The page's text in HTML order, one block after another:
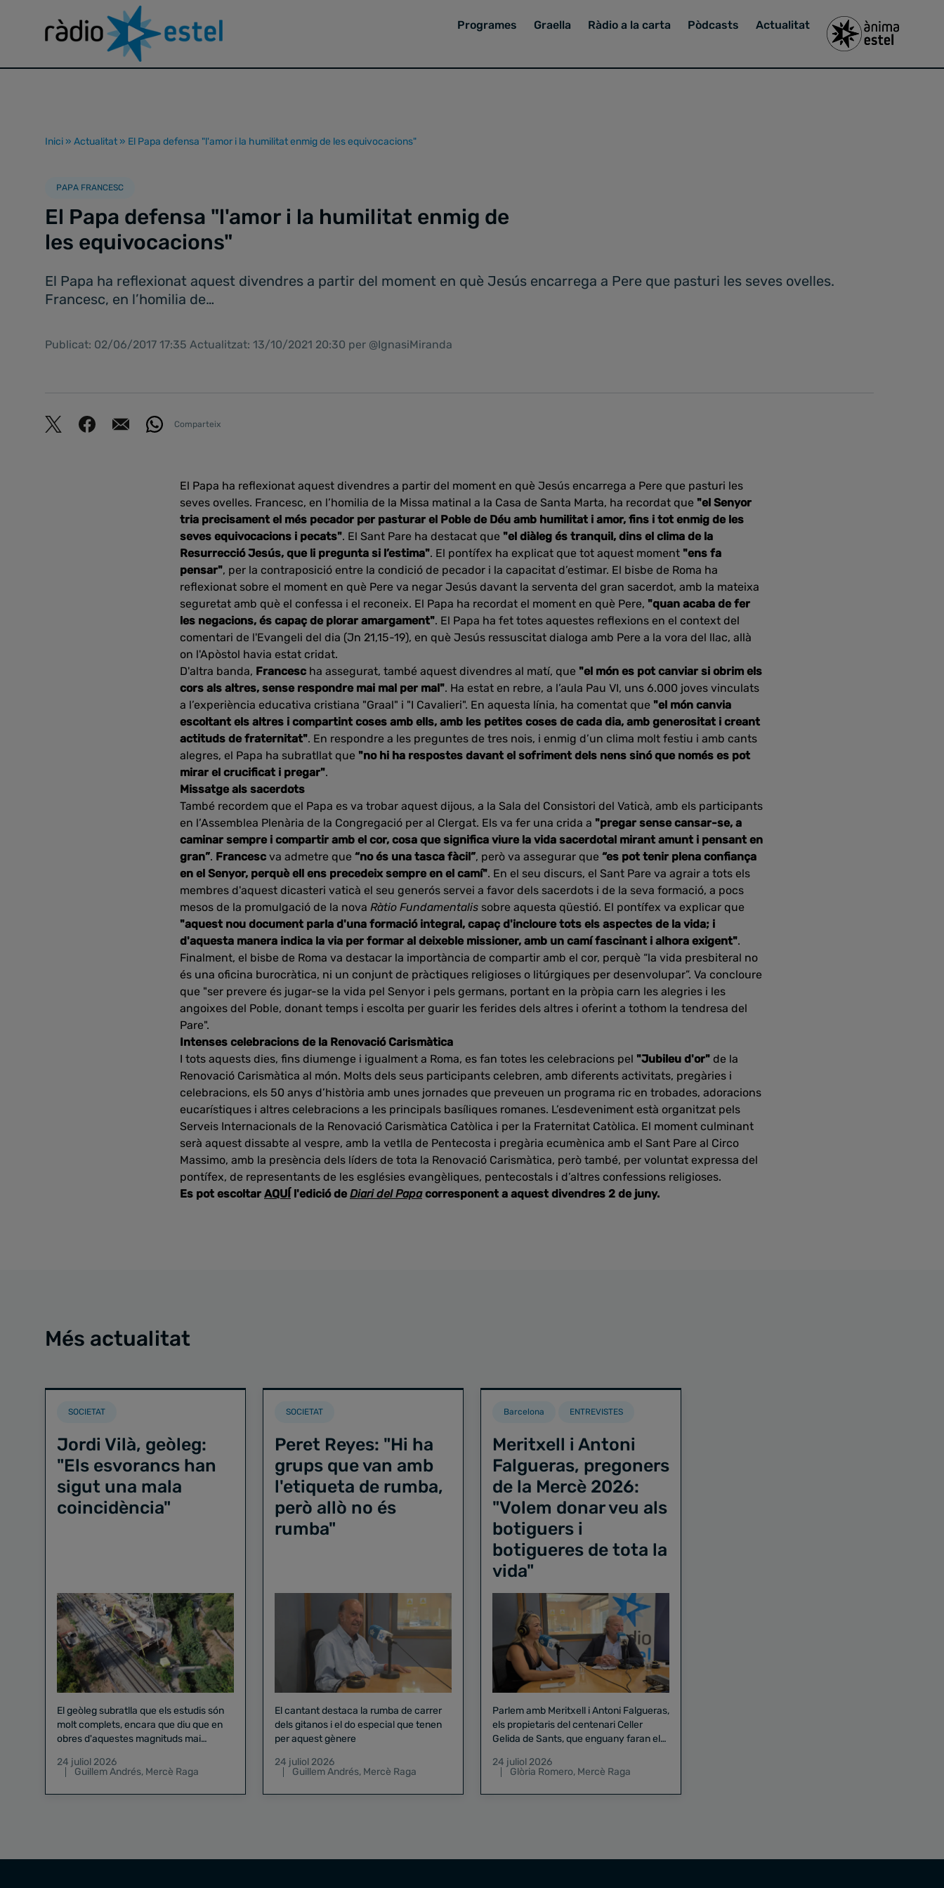
Programes Graella Ràdio a la carta Pòdcasts Actualitat
Inici » Actualitat » El Papa defensa "l'amor i la humilitat enmig de les equivocacions"
PAPA FRANCESC
El Papa defensa "l'amor i la humilitat enmig de
les equivocacions"
El Papa ha reflexionat aquest divendres a partir del moment en què Jesús encarrega a Pere que pasturi les seves ovelles.
Francesc, en l’homilia de…
Publicat: 02/06/2017 17:35 Actualitzat: 13/10/2021 20:30 per @IgnasiMiranda
Comparteix
El Papa ha reflexionat aquest divendres a partir del moment en què Jesús encarrega a Pere que pasturi les
seves ovelles. Francesc, en l’homilia de la Missa matinal a la Casa de Santa Marta, ha recordat que "el Senyor
tria precisament el més pecador per pasturar el Poble de Déu amb humilitat i amor, fins i tot enmig de les
seves equivocacions i pecats". El Sant Pare ha destacat que "el diàleg és tranquil, dins el clima de la
Resurrecció Jesús, que li pregunta si l’estima". El pontífex ha explicat que tot aquest moment "ens fa
pensar", per la contraposició entre la condició de pecador i la capacitat d’estimar. El bisbe de Roma ha
reflexionat sobre el moment en què Pere va negar Jesús davant la serventa del gran sacerdot, amb la mateixa
seguretat amb què el confessa i el reconeix. El Papa ha recordat el moment en què Pere, "quan acaba de fer
les negacions, és capaç de plorar amargament". El Papa ha fet totes aquestes reflexions en el context del
comentari de l'Evangeli del dia (Jn 21,15-19), en què Jesús ressuscitat dialoga amb Pere a la vora del llac, allà
on l'Apòstol havia estat cridat.
D'altra banda, Francesc ha assegurat, també aquest divendres al matí, que "el món es pot canviar si obrim els
cors als altres, sense respondre mai mal per mal". Ha estat en rebre, a l’aula Pau VI, uns 6.000 joves vinculats
a l’experiència educativa cristiana "Graal" i "I Cavalieri". En aquesta línia, ha comentat que "el món canvia
escoltant els altres i compartint coses amb ells, amb les petites coses de cada dia, amb generositat i creant
actituds de fraternitat". En respondre a les preguntes de tres nois, i enmig d’un clima molt festiu i amb cants
alegres, el Papa ha subratllat que "no hi ha respostes davant el sofriment dels nens sinó que només es pot
mirar el crucificat i pregar".
Missatge als sacerdots
També recordem que el Papa es va trobar aquest dijous, a la Sala del Consistori del Vaticà, amb els participants
en l’Assemblea Plenària de la Congregació per al Clergat. Els va fer una crida a "pregar sense cansar-se, a
caminar sempre i compartir amb el cor, cosa que significa viure la vida sacerdotal mirant amunt i pensant en
gran”. Francesc va admetre que “no és una tasca fàcil”, però va assegurar que “es pot tenir plena confiança
en el Senyor, perquè ell ens precedeix sempre en el camí". En el seu discurs, el Sant Pare va agrair a tots els
membres d'aquest dicasteri vaticà el seu generós servei a favor dels sacerdots i de la seva formació, a pocs
mesos de la promulgació de la nova Ràtio Fundamentalis sobre aquesta qüestió. El pontífex va explicar que
"aquest nou document parla d'una formació integral, capaç d'incloure tots els aspectes de la vida; i
d'aquesta manera indica la via per formar al deixeble missioner, amb un camí fascinant i alhora exigent".
Finalment, el bisbe de Roma va destacar la importància de compartir amb el cor, perquè “la vida presbiteral no
és una oficina burocràtica, ni un conjunt de pràctiques religioses o litúrgiques per desenvolupar”. Va concloure
que "ser prevere és jugar-se la vida pel Senyor i pels germans, portant en la pròpia carn les alegries i les
angoixes del Poble, donant temps i escolta per guarir les ferides dels altres i oferint a tothom la tendresa del
Pare".
Intenses celebracions de la Renovació Carismàtica
I tots aquests dies, fins diumenge i igualment a Roma, es fan totes les celebracions pel "Jubileu d'or" de la
Renovació Carismàtica al món. Molts dels seus participants celebren, amb diferents activitats, pregàries i
celebracions, els 50 anys d’història amb unes jornades que preveuen un programa ric en trobades, adoracions
eucarístiques i altres celebracions a les principals basíliques romanes. L’esdeveniment està organitzat pels
Serveis Internacionals de la Renovació Carismàtica Catòlica i per la Fraternitat Catòlica. El moment culminant
serà aquest dissabte al vespre, amb la vetlla de Pentecosta i pregària ecumènica amb el Sant Pare al Circo
Massimo, amb la presència dels líders de tota la Renovació Carismàtica, però també, per voluntat expressa del
pontífex, de representants de les esglésies evangèliques, pentecostals i d’altres confessions religioses.
Es pot escoltar AQUÍ l'edició deDiari del Papacorresponent a aquest divendres 2 de juny.
Més actualitat
SOCIETAT
Jordi Vilà, geòleg:
"Els esvorancs han
sigut una mala
coincidència"
El geòleg subratlla que els estudis són
molt complets, encara que diu que en
obres d'aquestes magnituds mai
24 juliol 2026
Guillem Andrés, Mercè Raga
SOCIETAT
Peret Reyes: "Hi ha
grups que van amb
l'etiqueta de rumba,
però allò no és
rumba"
El cantant destaca la rumba de carrer
dels gitanos i el do especial que tenen
per aquest gènere
24 juliol 2026
Guillem Andrés, Mercè Raga
Barcelona ENTREVISTES
Meritxell i Antoni
Falgueras, pregoners
de la Mercè 2026:
"Volem donar veu als
botiguers i
botigueres de tota la
vida"
Parlem amb Meritxell i Antoni Falgueras,
els propietaris del centenari Celler
Gelida de Sants, que enguany faran el
24 juliol 2026
Glòria Romero, Mercè Raga